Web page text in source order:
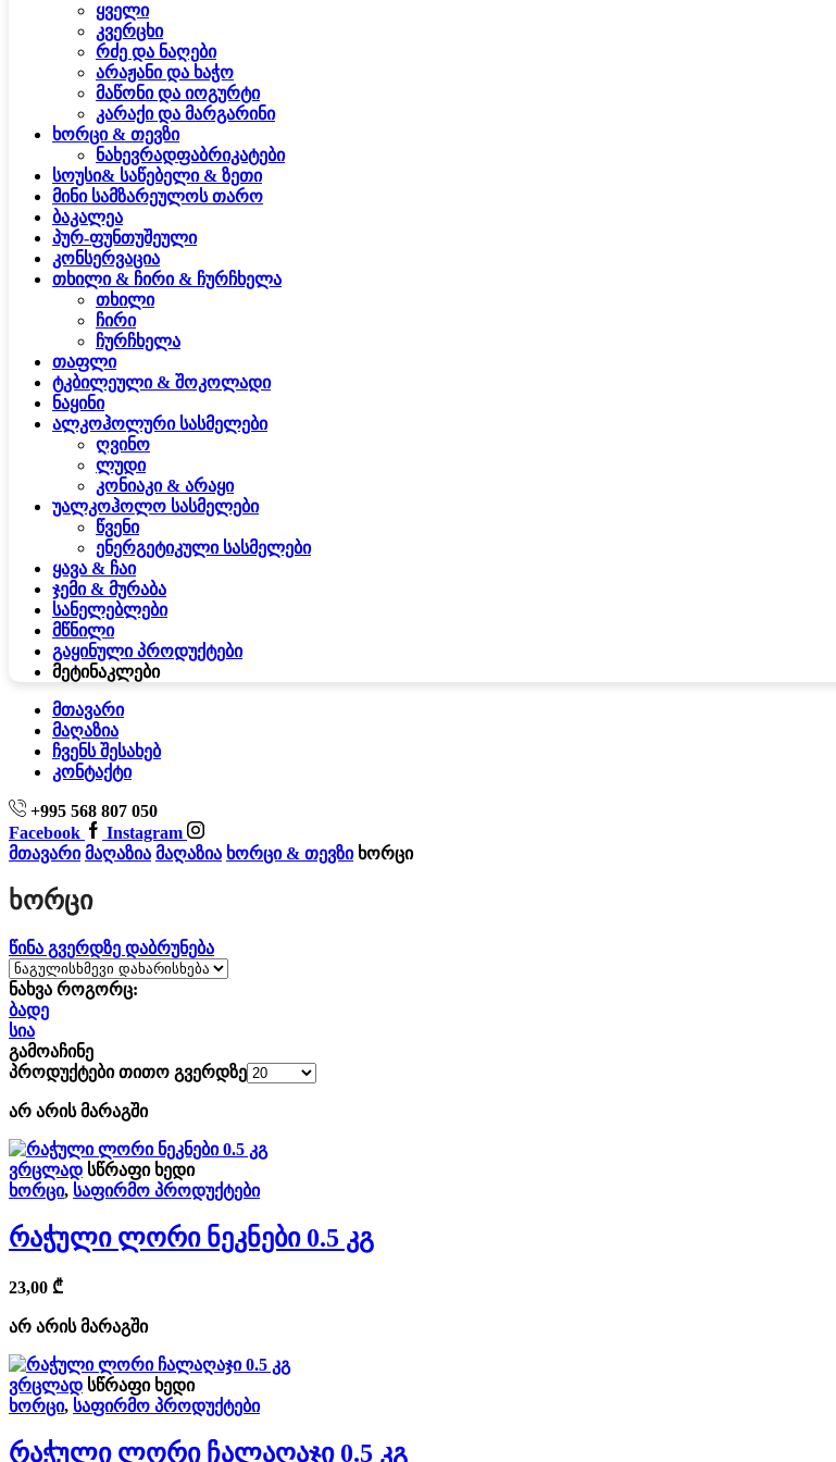
ყველი
კვერცხი
რძე და ნაღები
არაჟანი და ხაჭო
მაწონი და იოგურტი
კარაქი და მარგარინი
ხორცი & თევზი
ნახევრადფაბრიკატები
სოუსი& საწებელი & ზეთი
მინი სამზარეულოს თარო
ბაკალეა
პურ-ფუნთუშეული
კონსერვაცია
თხილი & ჩირი & ჩურჩხელა
თხილი
ჩირი
ჩურჩხელა
თაფლი
ტკბილეული & შოკოლადი
ნაყინი
ალკოჰოლური სასმელები
ღვინო
ლუდი
კონიაკი & არაყი
უალკოჰოლო სასმელები
წვენი
ენერგეტიკული სასმელები
ყავა & ჩაი
ჯემი & მურაბა
სანელებლები
მწნილი
გაყინული პროდუქტები
მეტინაკლები
მთავარი
მაღაზია
ჩვენს შესახებ
კონტაქტი
+995 568 807 050
Facebook
Instagram
მთავარი მაღაზია მაღაზია ხორცი & თევზი ხორცი
Ხორცი
წინა გვერდზე დაბრუნება
ნახვა როგორც:
ბადე
სია
გამოაჩინე
პროდუქტები თითო გვერდზე
არ არის მარაგში
ვრცლად სწრაფი ხედი
ხორცი, საფირმო პროდუქტები
Რაჭული Ლორი Ნეკნები 0.5 Კგ
23,00 ₾
არ არის მარაგში
ვრცლად სწრაფი ხედი
ხორცი, საფირმო პროდუქტები
Რაჭული Ლორი Ჩალაღაჯი 0.5 Კგ